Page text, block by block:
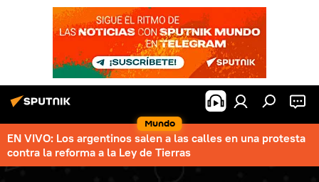
Mundo
EN VIVO: Los argentinos salen a las calles en una protesta
contra la reforma a la Ley de Tierras